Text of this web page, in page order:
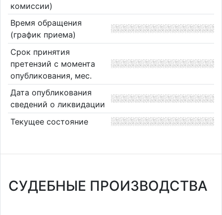
комиссии)
Время обращения
(график приема)
Срок принятия
претензий с момента
опубликования, мес.
Дата опубликования
сведений о ликвидации
Текущее состояние
СУДЕБНЫЕ ПРОИЗВОДСТВА